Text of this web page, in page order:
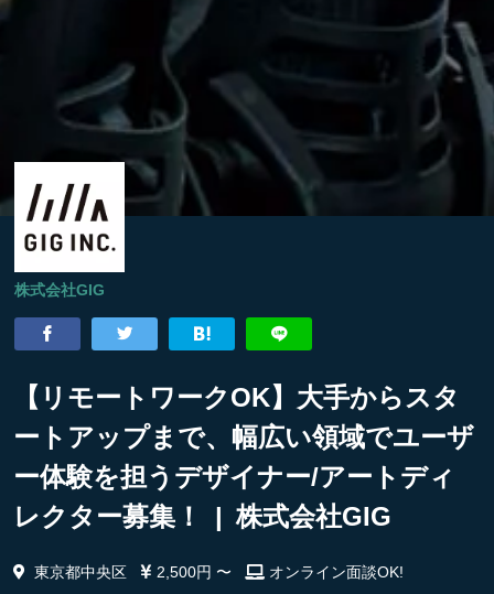
株式会社GIG
【リモートワークOK】大手からスタ
ートアップまで、幅広い領域でユーザ
ー体験を担うデザイナー/アートディ
レクター募集！ | 株式会社GIG
東京都中央区 2,500円 〜 オンライン面談OK!